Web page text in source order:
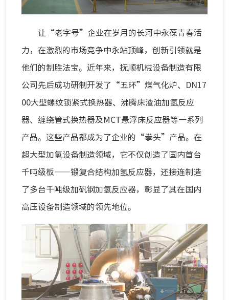
让“老字号”企业在岁月的长河中永葆青春活
力，在激烈的市场竞争中永站顶峰，创新引领就是
他们的制胜法宝。近年来，抚顺机械设备制造有限
公司先后成功研制开发了“五环”煤气化炉、DN17
00大型螺纹锁紧式换热器、沸腾床渣油加氢反应
器、缠绕管式换热器及MCT悬浮床反应器等一系列
产品。这些产品都成为了企业的“拳头”产品。在
超大型加氢设备制造领域，它不仅创造了国内首台
千吨级板——锻复合结构加氢反应器，还接连制造
了多台千吨级加矾钢加氢反应器，彰显了其在国内
高压设备制造领域的领先地位。